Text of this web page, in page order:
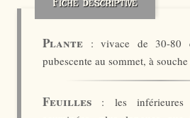
Plante : vivace de 30-80
pubescente au sommet, à
Feuilles : les inférieures